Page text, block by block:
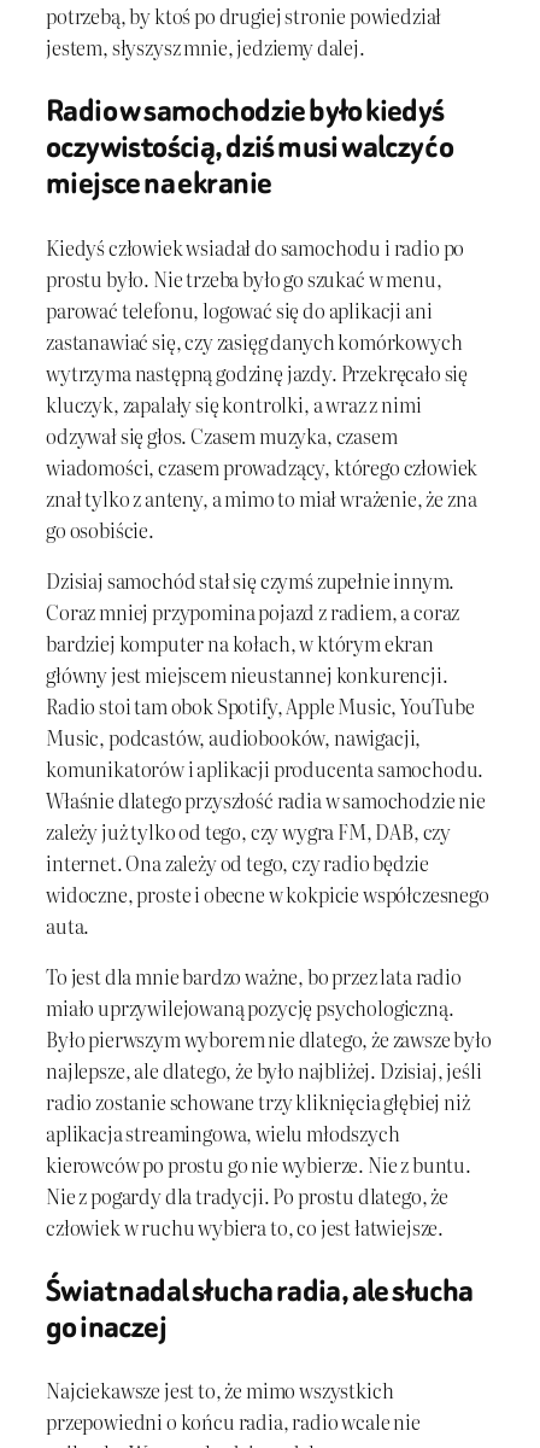
potrzebą, by ktoś po drugiej stronie powiedział
jestem, słyszysz mnie, jedziemy dalej.
Radio w samochodzie było kiedyś
oczywistością, dziś musi walczyć o
miejsce na ekranie
Kiedyś człowiek wsiadał do samochodu i radio po
prostu było. Nie trzeba było go szukać w menu,
parować telefonu, logować się do aplikacji ani
zastanawiać się, czy zasięg danych komórkowych
wytrzyma następną godzinę jazdy. Przekręcało się
kluczyk, zapalały się kontrolki, a wraz z nimi
odzywał się głos. Czasem muzyka, czasem
wiadomości, czasem prowadzący, którego człowiek
znał tylko z anteny, a mimo to miał wrażenie, że zna
go osobiście.
Dzisiaj samochód stał się czymś zupełnie innym.
Coraz mniej przypomina pojazd z radiem, a coraz
bardziej komputer na kołach, w którym ekran
główny jest miejscem nieustannej konkurencji.
Radio stoi tam obok Spotify, Apple Music, YouTube
Music, podcastów, audiobooków, nawigacji,
komunikatorów i aplikacji producenta samochodu.
Właśnie dlatego przyszłość radia w samochodzie nie
zależy już tylko od tego, czy wygra FM, DAB, czy
internet. Ona zależy od tego, czy radio będzie
widoczne, proste i obecne w kokpicie współczesnego
auta.
To jest dla mnie bardzo ważne, bo przez lata radio
miało uprzywilejowaną pozycję psychologiczną.
Było pierwszym wyborem nie dlatego, że zawsze było
najlepsze, ale dlatego, że było najbliżej. Dzisiaj, jeśli
radio zostanie schowane trzy kliknięcia głębiej niż
aplikacja streamingowa, wielu młodszych
kierowców po prostu go nie wybierze. Nie z buntu.
Nie z pogardy dla tradycji. Po prostu dlatego, że
człowiek w ruchu wybiera to, co jest łatwiejsze.
Świat nadal słucha radia, ale słucha
go inaczej
Najciekawsze jest to, że mimo wszystkich
przepowiedni o końcu radia, radio wcale nie